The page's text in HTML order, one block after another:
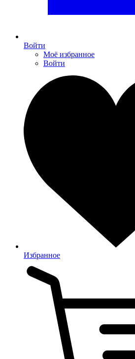
Войти
Моё избранное
Войти
Избранное